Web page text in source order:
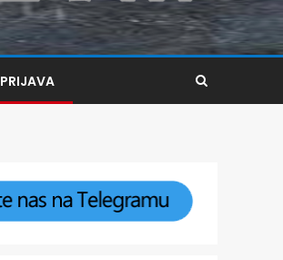
PRIJAVA